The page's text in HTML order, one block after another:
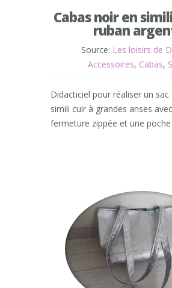
Cabas noir en
ruban
Source: Les loisirs de
Accessoires, Cabas,
Didacticiel pour réaliser un sac
simili cuir à grandes anses
fermeture zippée et une